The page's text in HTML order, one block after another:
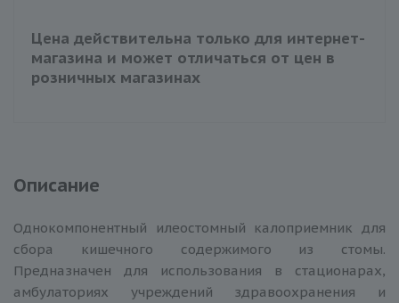
Цена действительна только для интернет-
магазина и может отличаться от цен в
розничных магазинах
Описание
Однокомпонентный илеостомный калоприемник для
сбора кишечного содержимого из стомы.
Предназначен для использования в стационарах,
амбулаториях учреждений здравоохранения и